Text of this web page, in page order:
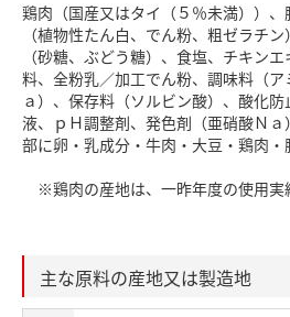
鶏肉（国産又はタイ（５％未満））
（植物性たん白、でん粉、粗ゼラチ
（砂糖、ぶどう糖）、食塩、チキン
料、全粉乳／加工でん粉、調味料（
ａ）、保存料（ソルビン酸）、酸化
液、ｐＨ調整剤、発色剤（亜硝酸Ｎ
部に卵・乳成分・牛肉・大豆・鶏肉
※鶏肉の産地は、一昨年度の使用実
主な原料の産地又は製造地